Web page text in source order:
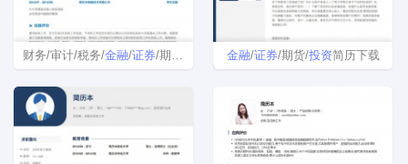
财务/审计/税务/金融/证券/期货/ 个人简历模板
金融/证券/期货/投资简历下载